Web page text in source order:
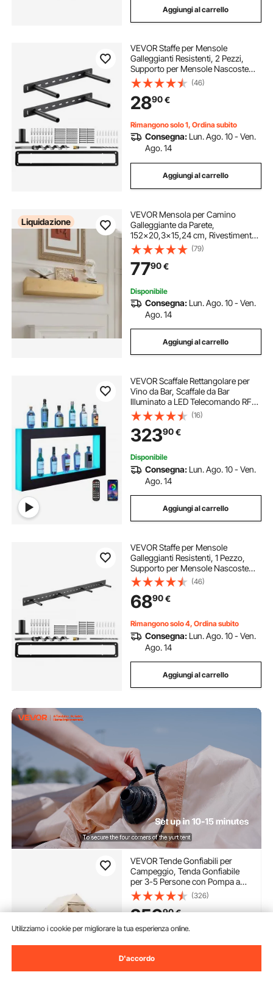
Aggiungi al carrello
VEVOR Staffe per Mensole
Galleggianti Resistenti, 2 Pezzi,
Supporto per Mensole Nascoste
per Impieghi Gravosi da 406,4 x
157,4 x 38,1 mm Capacità di Peso di
68 kg per Montaggio a Parete
(46)
2890€
Rimangono solo 1, Ordina subito
Consegna: Lun. Ago. 10 - Ven.
Ago. 14
Aggiungi al carrello
Liquidazione
VEVOR Mensola per Camino
Galleggiante da Parete,
152x20,3x15,24 cm, Rivestimento
per Camino Galleggiante in Legno
Naturale, Portata 22,7 kg,
Realizzato a Mano, per Decorazione
da Parete, Rustico
(79)
7790€
Disponibile
Consegna: Lun. Ago. 10 - Ven.
Ago. 14
Aggiungi al carrello
VEVOR Scaffale Rettangolare per
Vino da Bar, Scaffale da Bar
Illuminato a LED Telecomando RF
Controllo App, Mensola a Cornice
Portabottiglie da Bar Illuminazione
per Bevande 2 Ripiani
1210x600x114mm
(16)
32390€
Disponibile
Consegna: Lun. Ago. 10 - Ven.
Ago. 14
Aggiungi al carrello
VEVOR Staffe per Mensole
Galleggianti Resistenti, 1 Pezzo,
Supporto per Mensole Nascoste
per Impieghi Gravosi da 1168,4 x
157,4 x 76,2 mm Capacità di Peso di
104 kg per Montaggio a Parete
(46)
6890€
Rimangono solo 4, Ordina subito
Consegna: Lun. Ago. 10 - Ven.
Ago. 14
Aggiungi al carrello
VEVOR Tende Gonfiabili per
Campeggio, Tenda Gonfiabile
per 3-5 Persone con Pompa a
Mano, Tenda da Glamping 300D
Oxford 4 Stagioni con Jack per
Stufa, 2 Porte e 2 Finestre a Rete,
(326)
25990€
Ven. Ago. 14
Utilizziamo i cookie per migliorare la tua esperienza online.
D'accordo